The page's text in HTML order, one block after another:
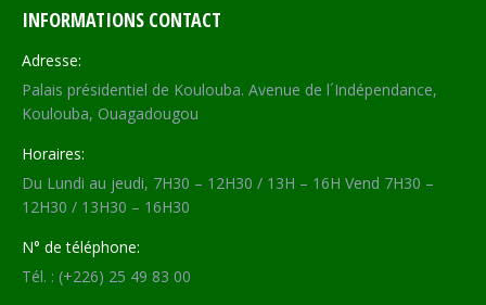
INFORMATIONS CONTACT
Adresse:
Palais présidentiel de Koulouba. Avenue de l´Indépendance,
Koulouba, Ouagadougou
Horaires:
Du Lundi au jeudi, 7H30 – 12H30 / 13H – 16H Vend 7H30 –
12H30 / 13H30 – 16H30
N° de téléphone:
Tél. : (+226) 25 49 83 00